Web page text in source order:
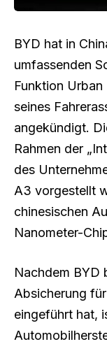
BYD hat in
umfassenden
Funktion
seines
angekündigt.
Rahmen der
des
A3 vorgestellt
chinesischen
Nanometer-
Nachdem BYD
Absicherung
eingeführt hat,